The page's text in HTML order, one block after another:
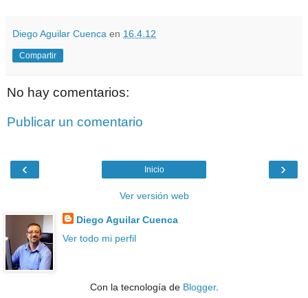
Diego Aguilar Cuenca en 16.4.12
Compartir
No hay comentarios:
Publicar un comentario
‹ ›
Inicio
Ver versión web
Diego Aguilar Cuenca
Ver todo mi perfil
Con la tecnología de Blogger.